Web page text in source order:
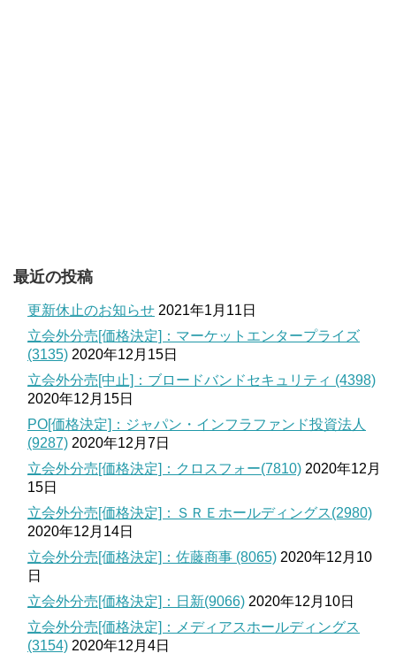
最近の投稿
更新休止のお知らせ 2021年1月11日
立会外分売[価格決定]：マーケットエンタープライズ
(3135) 2020年12月15日
立会外分売[中止]：ブロードバンドセキュリティ (4398)
2020年12月15日
PO[価格決定]：ジャパン・インフラファンド投資法人
(9287) 2020年12月7日
立会外分売[価格決定]：クロスフォー(7810) 2020年12月
15日
立会外分売[価格決定]：ＳＲＥホールディングス(2980)
2020年12月14日
立会外分売[価格決定]：佐藤商事 (8065) 2020年12月10
日
立会外分売[価格決定]：日新(9066) 2020年12月10日
立会外分売[価格決定]：メディアスホールディングス
(3154) 2020年12月4日